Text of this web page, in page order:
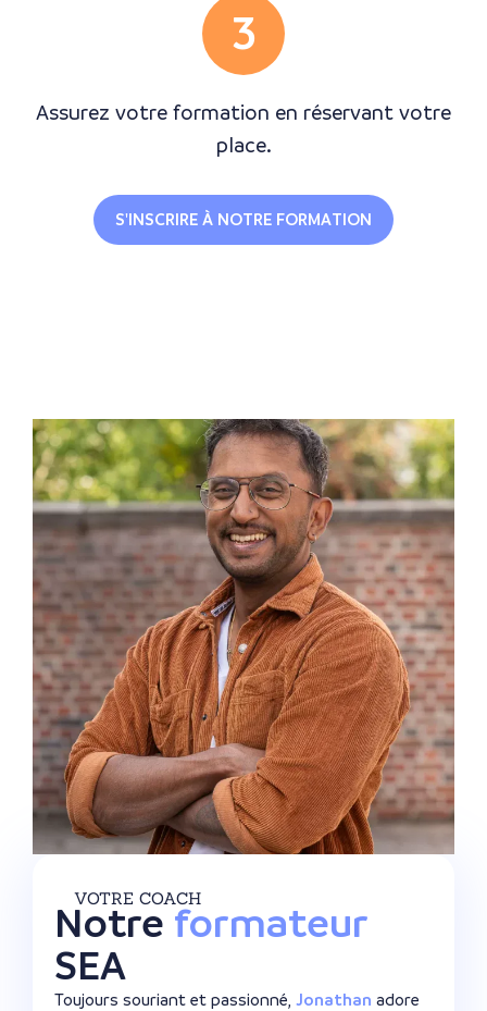
3
Assurez votre formation en réservant votre
place.
S'INSCRIRE À NOTRE FORMATION
VOTRE COACH
Notre formateur
SEA
Toujours souriant et passionné, Jonathan adore